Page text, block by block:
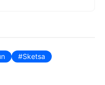
Sketsa